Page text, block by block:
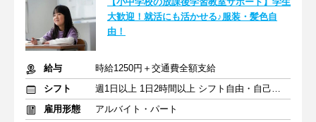
大歓迎！就活にも活かせる♪服装・髪色自
由！
給与
時給1250円＋交通費全額支給
シフト
週1日以上 1日2時間以上 シフト自由・自己申告
雇用形態
アルバイト・パート